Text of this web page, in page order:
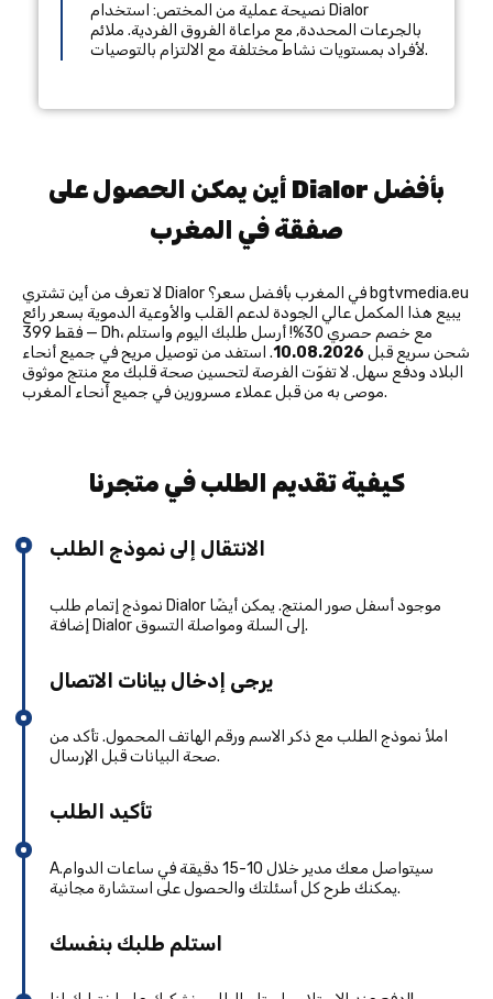
نصيحة عملية من المختص: استخدام Dialor
بالجرعات المحددة, مع مراعاة الفروق الفردية. ملائم
لأفراد بمستويات نشاط مختلفة مع الالتزام بالتوصيات.
أين يمكن الحصول على Dialor بأفضل
صفقة في المغرب
لا تعرف من أين تشتري Dialor في المغرب بأفضل سعر؟ bgtvmedia.eu
يبيع هذا المكمل عالي الجودة لدعم القلب والأوعية الدموية بسعر رائع
— فقط 399 Dh، مع خصم حصري 30%! أرسل طلبك اليوم واستلم
شحن سريع قبل 10.08.2026. استفد من توصيل مريح في جميع أنحاء
البلاد ودفع سهل. لا تفوّت الفرصة لتحسين صحة قلبك مع منتج موثوق
موصى به من قبل عملاء مسرورين في جميع أنحاء المغرب.
كيفية تقديم الطلب في متجرنا
الانتقال إلى نموذج الطلب
نموذج إتمام طلب Dialor موجود أسفل صور المنتج. يمكن أيضًا
إضافة Dialor إلى السلة ومواصلة التسوق.
يرجى إدخال بيانات الاتصال
املأ نموذج الطلب مع ذكر الاسم ورقم الهاتف المحمول. تأكد من
صحة البيانات قبل الإرسال.
تأكيد الطلب
Aسيتواصل معك مدير خلال 10-15 دقيقة في ساعات الدوام.
يمكنك طرح كل أسئلتك والحصول على استشارة مجانية.
استلم طلبك بنفسك